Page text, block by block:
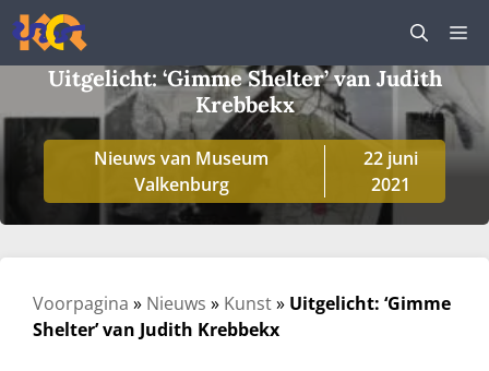
Ga
naar
de
inhoudUitgelicht: ‘Gimme Shelter’ van Judith
Krebbekx
Nieuws van Museum
Valkenburg
22 juni
2021
Voorpagina » Nieuws » Kunst» Uitgelicht: ‘Gimme
Shelter’ van Judith Krebbekx